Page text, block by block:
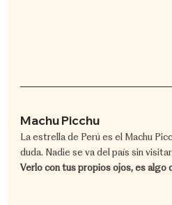
Machu Picchu
​La estrella de Perú es el Machu
duda. Nadie se va del país sin
Verlo con tus propios ojos, es algo